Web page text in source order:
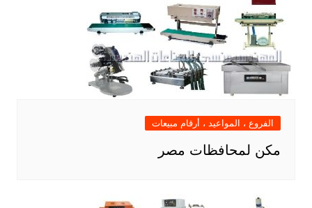
الفروع ، المواعيد ، أرقام مبيعات
مكن لمحافظات مصر